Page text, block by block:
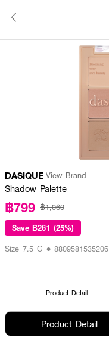
DASIQUE View Brand
Shadow Palette
฿799 ฿1,060
Save ฿261 (25%)
Size 7.5 G • 8809581535206
Product Detail
Product Detail